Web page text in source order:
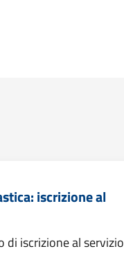
iscrizione al
di iscrizione al servizio